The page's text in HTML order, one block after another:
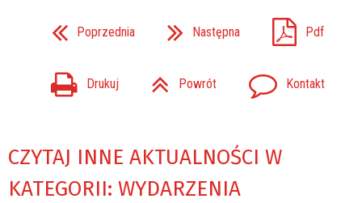
Poprzednia Następna Pdf
Drukuj Powrót Kontakt
CZYTAJ INNE AKTUALNOŚCI W
KATEGORII: WYDARZENIA